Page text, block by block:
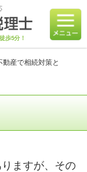
歩5分！
動産で相続対策と
ますが、その